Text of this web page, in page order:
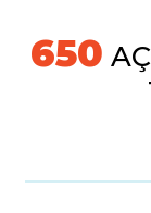
704